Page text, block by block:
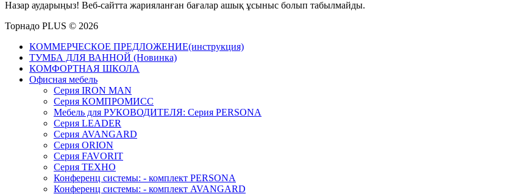
Назар аударыңыз! Веб-сайтта жарияланған бағалар ашық ұсыныс болып табылмайды.
Торнадо PLUS © 2026
КОММЕРЧЕСКОЕ ПРЕДЛОЖЕНИЕ(инструкция)
ТУМБА ДЛЯ ВАННОЙ (Новинка)
КОМФОРТНАЯ ШКОЛА
Офисная мебель
Серия IRON MAN
Серия КОМПРОМИСС
Мебель для РУКОВОДИТЕЛЯ: Серия PERSONA
Серия LEADER
Серия AVANGARD
Серия ORION
Серия FAVORIT
Серия ТЕХНО
Конференц системы: - комплект PERSONA
Конференц системы: - комплект AVANGARD